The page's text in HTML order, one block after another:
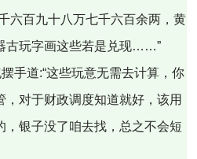
六百九十八万七千六百余两，黄
古玩字画这些若是兑现……”
手道:“这些玩意无需去计算，你
对于财政调度知道就好，该用
，银子没了咱去找，总之不会短